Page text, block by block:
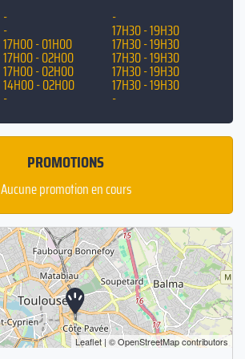
- -
- 17H30 - 19H30
17H00 - 01H00 17H30 - 19H30
17H00 - 02H00 17H30 - 19H30
17H00 - 02H00 17H30 - 19H30
14H00 - 02H00 17H30 - 19H30
- -
PROMOTIONS
Aucune promotion en cours
Leaflet| ©OpenStreetMapcontributors